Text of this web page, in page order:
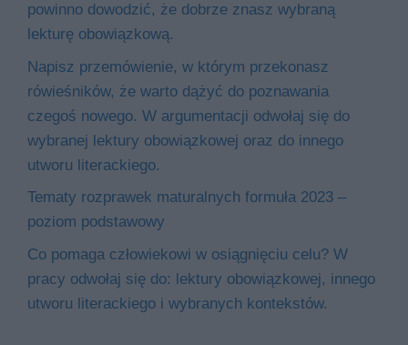
powinno dowodzić, że dobrze znasz wybraną
lekturę obowiązkową.
Napisz przemówienie, w którym przekonasz
rówieśników, że warto dążyć do poznawania
czegoś nowego. W argumentacji odwołaj się do
wybranej lektury obowiązkowej oraz do innego
utworu literackiego.
Tematy rozprawek maturalnych formuła 2023 –
poziom podstawowy
Co pomaga człowiekowi w osiągnięciu celu? W
pracy odwołaj się do: lektury obowiązkowej, innego
utworu literackiego i wybranych kontekstów.